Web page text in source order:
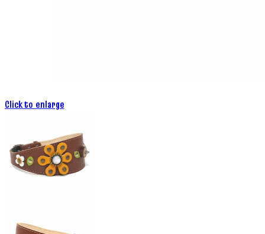
Click to enlarge